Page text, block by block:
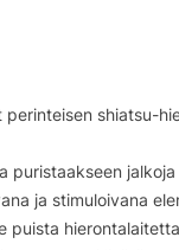
shiatsu-
ja stimuloivana
puista